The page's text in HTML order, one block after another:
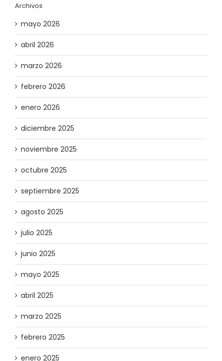
Archivos
mayo 2026
abril 2026
marzo 2026
febrero 2026
enero 2026
diciembre 2025
noviembre 2025
octubre 2025
septiembre 2025
agosto 2025
julio 2025
junio 2025
mayo 2025
abril 2025
marzo 2025
febrero 2025
enero 2025